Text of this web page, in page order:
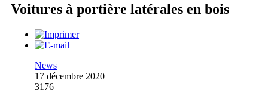
Voitures à portière latérales en bois
News
17 décembre 2020
3176